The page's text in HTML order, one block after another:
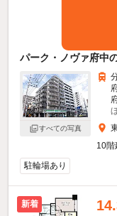
パーク・ノヴァ府中
すべての写真
10階
駐輪場あり
新着